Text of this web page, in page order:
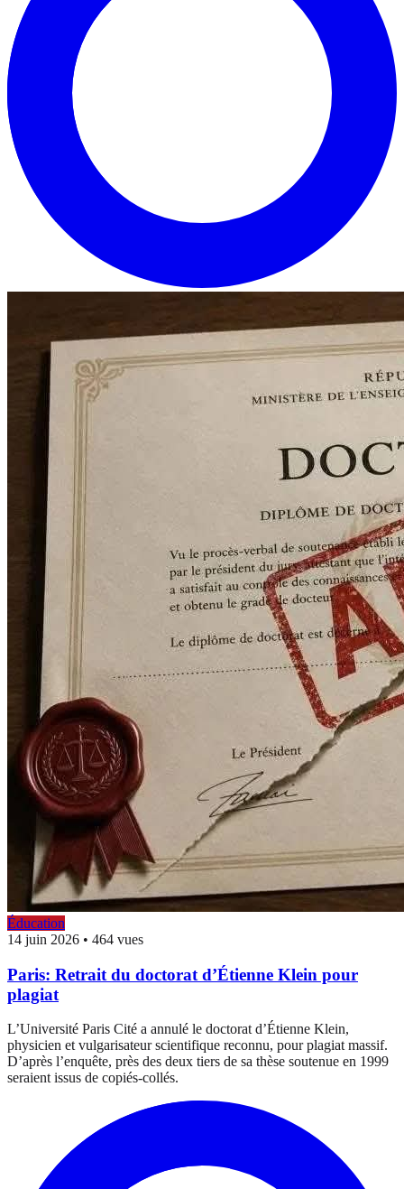
Éducation
14 juin 2026 • 464 vues
Paris: Retrait du doctorat d’Étienne Klein pour
plagiat
L’Université Paris Cité a annulé le doctorat d’Étienne Klein,
physicien et vulgarisateur scientifique reconnu, pour plagiat massif.
D’après l’enquête, près des deux tiers de sa thèse soutenue en 1999
seraient issus de copiés-collés.